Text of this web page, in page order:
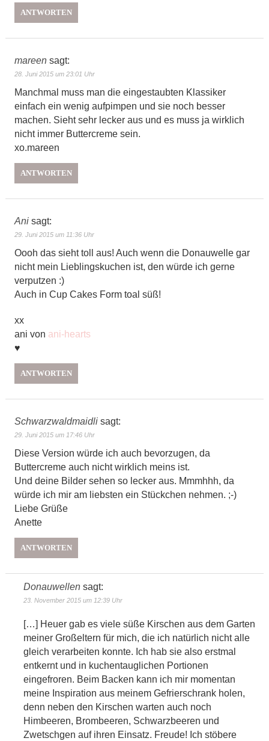
ANTWORTEN
mareen sagt:
28. Juni 2015 um 23:01 Uhr
Manchmal muss man die eingestaubten Klassiker
einfach ein wenig aufpimpen und sie noch besser
machen. Sieht sehr lecker aus und es muss ja wirklich
nicht immer Buttercreme sein.
xo.mareen
ANTWORTEN
Ani sagt:
29. Juni 2015 um 11:36 Uhr
Oooh das sieht toll aus! Auch wenn die Donauwelle gar
nicht mein Lieblingskuchen ist, den würde ich gerne
verputzen :)
Auch in Cup Cakes Form toal süß!
xx
ani von ani-hearts
♥
ANTWORTEN
Schwarzwaldmaidli sagt:
29. Juni 2015 um 17:46 Uhr
Diese Version würde ich auch bevorzugen, da
Buttercreme auch nicht wirklich meins ist.
Und deine Bilder sehen so lecker aus. Mmmhhh, da
würde ich mir am liebsten ein Stückchen nehmen. ;-)
Liebe Grüße
Anette
ANTWORTEN
Donauwellen sagt:
23. November 2015 um 12:39 Uhr
[…] Heuer gab es viele süße Kirschen aus dem Garten
meiner Großeltern für mich, die ich natürlich nicht alle
gleich verarbeiten konnte. Ich hab sie also erstmal
entkernt und in kuchentauglichen Portionen
eingefroren. Beim Backen kann ich mir momentan
meine Inspiration aus meinem Gefrierschrank holen,
denn neben den Kirschen warten auch noch
Himbeeren, Brombeeren, Schwarzbeeren und
Zwetschgen auf ihren Einsatz. Freude! Ich stöbere